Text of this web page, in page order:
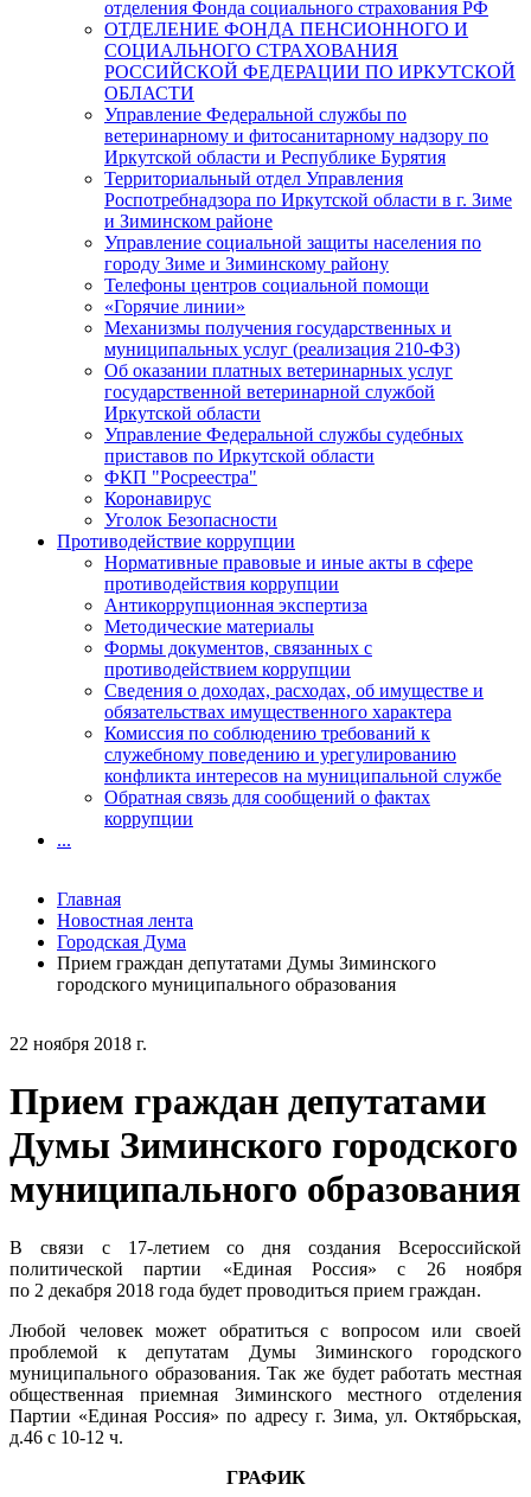
22 ноября 2018 г.
Прием граждан депутатами
Думы Зиминского городского
муниципального образования
В связи с 17-летием со дня создания Всероссийской
политической партии «Единая Россия» с 26 ноября
по 2 декабря 2018 года будет проводиться прием граждан.
Любой человек может обратиться с вопросом или своей
проблемой к депутатам Думы Зиминского городского
муниципального образования. Так же будет работать местная
общественная приемная Зиминского местного отделения
Партии «Единая Россия» по адресу г. Зима, ул. Октябрьская,
д.46 с 10-12 ч.
ГРАФИК
отделения Фонда социального страхования РФ
ОТДЕЛЕНИЕ ФОНДА ПЕНСИОННОГО И
СОЦИАЛЬНОГО СТРАХОВАНИЯ
РОССИЙСКОЙ ФЕДЕРАЦИИ ПО ИРКУТСКОЙ
ОБЛАСТИ
Управление Федеральной службы по
ветеринарному и фитосанитарному надзору по
Иркутской области и Республике Бурятия
Территориальный отдел Управления
Роспотребнадзора по Иркутской области в г. Зиме
и Зиминском районе
Управление социальной защиты населения по
городу Зиме и Зиминскому району
Телефоны центров социальной помощи
«Горячие линии»
Механизмы получения государственных и
муниципальных услуг (реализация 210-ФЗ)
Об оказании платных ветеринарных услуг
государственной ветеринарной службой
Иркутской области
Управление Федеральной службы судебных
приставов по Иркутской области
ФКП "Росреестра"
Коронавирус
Уголок Безопасности
Противодействие коррупции
Нормативные правовые и иные акты в сфере
противодействия коррупции
Антикоррупционная экспертиза
Методические материалы
Формы документов, связанных с
противодействием коррупции
Сведения о доходах, расходах, об имуществе и
обязательствах имущественного характера
Комиссия по соблюдению требований к
служебному поведению и урегулированию
конфликта интересов на муниципальной службе
Обратная связь для сообщений о фактах
коррупции
...
Главная
Новостная лента
Городская Дума
Прием граждан депутатами Думы Зиминского
городского муниципального образования